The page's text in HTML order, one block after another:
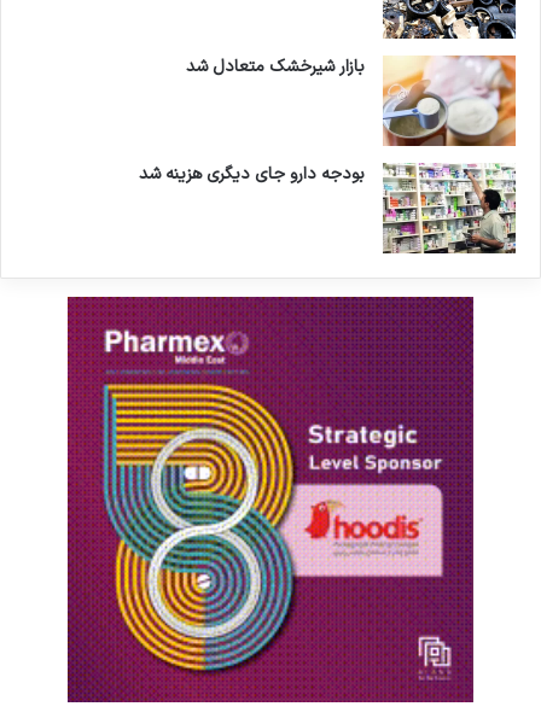
بازار شیرخشک متعادل شد
بودجه دارو جای دیگری هزینه شد